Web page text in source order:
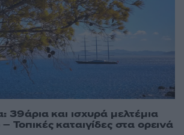
39άρια και ισχυρά μελτέμια
Τοπικές καταιγίδες στα ορεινά